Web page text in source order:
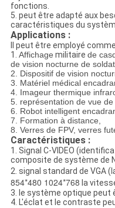
fonctions.
5. peut être adapté aux
caractéristiques du
Applications :
Il peut être employé
1. Affichage militaire de
de vision nocturne de soldat
2. Dispositif de vision
3. Matériel médical
4. Imageur thermique
5. représentation de vue
6. Robot intelligent
7. Formation à distance,
8. Verres de FPV, verres
Caractéristiques :
1. Signal C-VIDEO
composite de système de
2. signal standard de VGA (
854*480 1024*768 la
3. le système optique peut
4. L'éclat et le contraste